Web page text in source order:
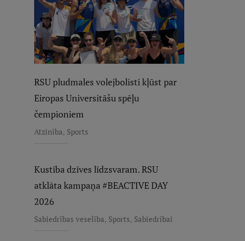
RSU pludmales volejbolisti kļūst par
Eiropas Universitāšu spēļu
čempioniem
Atzinība, Sports
Kustība dzīves līdzsvaram. RSU
atklāta kampaņa #BEACTIVE DAY
2026
Sabiedrības veselība, Sports, Sabiedrībai